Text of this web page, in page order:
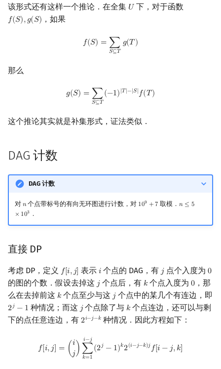
该形式还有这样一个推论．在全集 𝑈
U 下，对于函数
𝑓(𝑆),𝑔(𝑆)
f(S),g(S) ，如果
𝑓(𝑆) = ∑
𝑆⊆𝑇
𝑔(𝑇 )
f(S) =∑ S⊆T g(T)
那么
𝑔(𝑆) = ∑
𝑆⊆𝑇
(−1)|𝑇|−|𝑆|𝑓(𝑇)
g(S) =∑ S⊆T(−1) |T|−|S|f(T)
这个推论其实就是补集形式，证法类似．
DAG 计数
DAG 计数
对 𝑛
n个点带标号的有向无环图进行计数，对 109 +7
109 +7 取模． 𝑛 ≤ 5
× 103
n≤5×10
．
直接 DP
考虑 DP，定义 𝑓[𝑖,𝑗]
f[ i,j] 表示 𝑖
i 个点的 DAG，有 𝑗
j 点个入度为 0
0
的图的个数．假设去掉这 𝑗
j个点后，有 𝑘
k个点入度为 0
0，那
么在去掉前这 𝑘
k 个点至少与这 𝑗
j个点中的某几个有连边，即
2𝑗 − 1
2j− 1 种情况；而这 𝑗
j个点除了与 𝑘
k 个点连边，还可以与剩
下的点任意连边，有 2𝑖−𝑗−𝑘
2i−j−k 种情况．因此方程如下：
𝑓[𝑖,𝑗] = ( 𝑖
𝑗)
𝑖−𝑗
∑
𝑘=1
(2𝑗 − 1)𝑘2(𝑖−𝑗−𝑘)𝑗𝑓[𝑖 −𝑗,𝑘]
(ij)∑ k=1 i )